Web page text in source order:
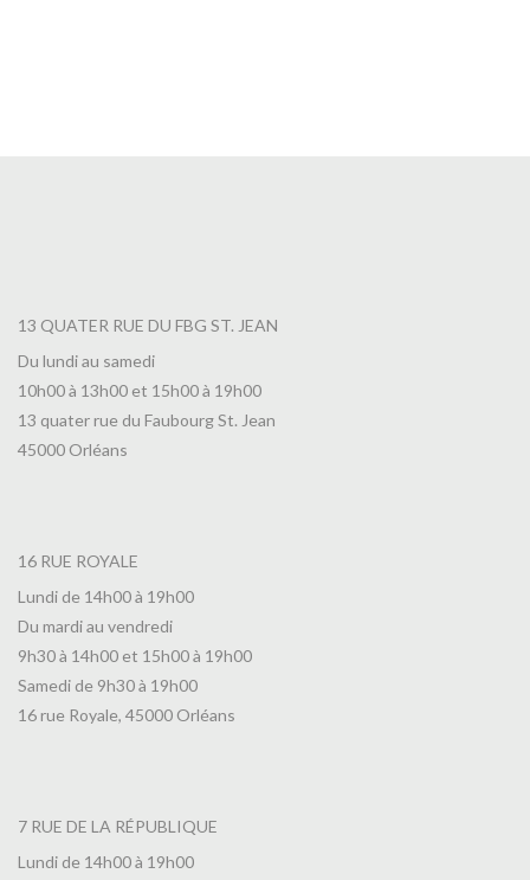
13 QUATER RUE DU FBG ST. JEAN
Du lundi au samedi
10h00 à 13h00 et 15h00 à 19h00
13 quater rue du Faubourg St. Jean
45000 Orléans
16 RUE ROYALE
Lundi de 14h00 à 19h00
Du mardi au vendredi
9h30 à 14h00 et 15h00 à 19h00
Samedi de 9h30 à 19h00
16 rue Royale, 45000 Orléans
7 RUE DE LA RÉPUBLIQUE
Lundi de 14h00 à 19h00